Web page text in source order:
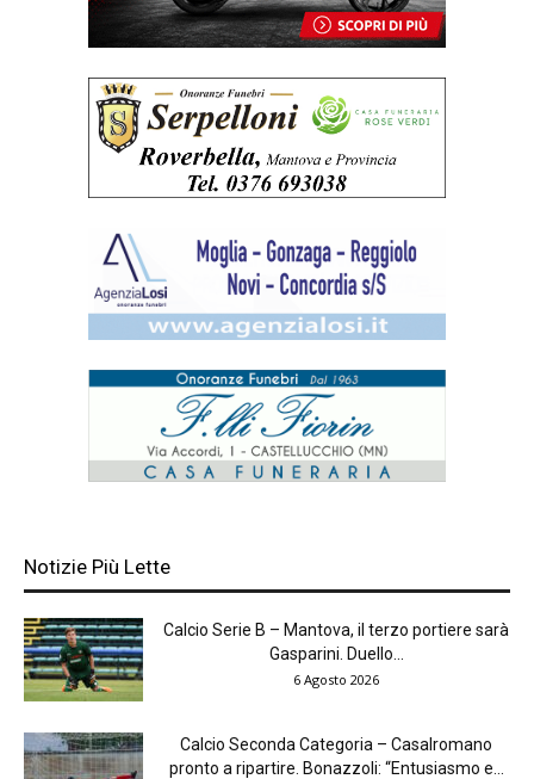
Notizie Più Lette
Calcio Serie B – Mantova, il terzo portiere sarà
Gasparini. Duello...
6 Agosto 2026
Calcio Seconda Categoria – Casalromano
pronto a ripartire. Bonazzoli: “Entusiasmo e...